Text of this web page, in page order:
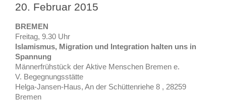
20. Februar 2015
BREMEN
Freitag, 9.30 Uhr
Islamismus, Migration und Integration halten uns in
Spannung
Männerfrühstück der Aktive Menschen Bremen e.
V. Begegnungsstätte
Helga-Jansen-Haus, An der Schüttenriehe 8 , 28259
Bremen